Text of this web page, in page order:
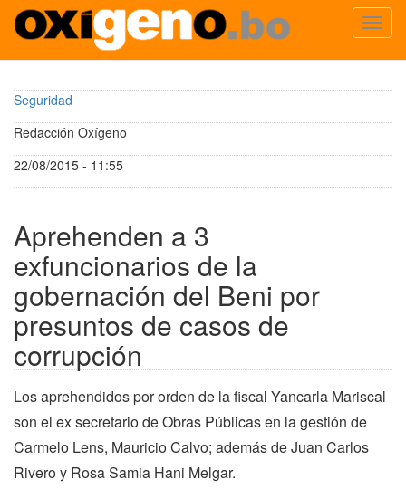
contenido
principal
Seguridad
Redacción Oxígeno
22/08/2015 - 11:55
Aprehenden a 3
exfuncionarios de la
gobernación del Beni por
presuntos de casos de
corrupción
Los aprehendidos por orden de la fiscal Yancarla Mariscal
son el ex secretario de Obras Públicas en la gestión de
Carmelo Lens, Mauricio Calvo; además de Juan Carlos
Rivero y Rosa Samia Hani Melgar.